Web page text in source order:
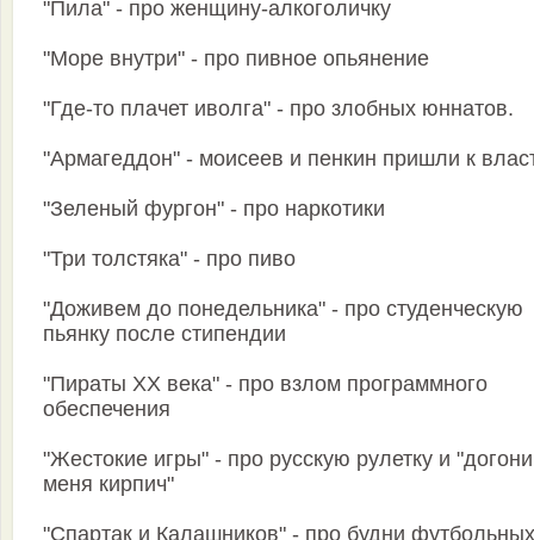
"Пила" - про женщину-алкоголичку
"Море внутри" - про пивное опьянение
"Где-то плачет иволга" - про злобных юннатов.
"Армагеддон" - моисеев и пенкин пришли к
"Зеленый фургон" - про наркотики
"Три толстяка" - про пиво
"Доживем до понедельника" - про студенческую
пьянку после стипендии
"Пираты ХХ века" - про взлом программного
обеспечения
"Жестокие игры" - про русскую рулетку и "догони
меня кирпич"
"Спартак и Калашников" - про будни футбольных